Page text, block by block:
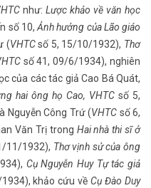
như:Lược khảo về văn học
số 10, Ảnh hưởng của Lão giáo
(VHTCsố 5, 15/10/1932), Thơ
số 41, 09/6/1934), nghiên
của các tác giả Cao Bá Quát,
hai ông họ Cao, VHTCsố 5,
Nguyễn Công Trứ (VHTC số 6,
Văn Trị trong Hai nhà thi sĩ ở
11/1932), Thơ vịnh sử của ông
Cụ Nguyễn Huy Tự tác giả
khảo cứu về Cụ Đào Duy